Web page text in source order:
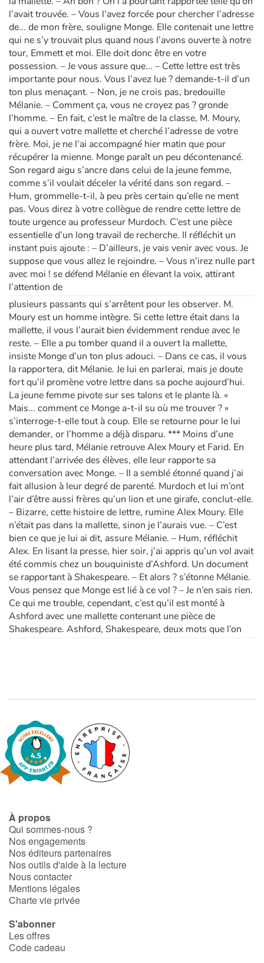
l’avait trouvée. – Vous l’avez forcée pour chercher l’adresse
de... de mon frère, souligne Monge. Elle contenait une lettre
qui ne s’y trouvait plus quand nous l’avons ouverte à notre
tour, Emmett et moi. Elle doit donc être en votre
possession. – Je vous assure que... – Cette lettre est très
importante pour nous. Vous l’avez lue ? demande-t-il d’un
ton plus menaçant. – Non, je ne crois pas, bredouille
Mélanie. – Comment ça, vous ne croyez pas ? gronde
l’homme. – En fait, c’est le maître de la classe, M. Moury,
qui a ouvert votre mallette et cherché l’adresse de votre
frère. Moi, je ne l’ai accompagné hier matin que pour
récupérer la mienne. Monge paraît un peu décontenancé.
Son regard aigu s’ancre dans celui de la jeune femme,
comme s’il voulait déceler la vérité dans son regard. –
Hum, grommelle-t-il, à peu près certain qu’elle ne ment
pas. Vous direz à votre collègue de rendre cette lettre de
toute urgence au professeur Murdoch. C’est une pièce
essentielle d’un long travail de recherche. Il réfléchit un
instant puis ajoute : – D’ailleurs, je vais venir avec vous. Je
suppose que vous allez le rejoindre. – Vous n’irez nulle part
avec moi ! se défend Mélanie en élevant la voix, attirant
l’attention de
plusieurs passants qui s’arrêtent pour les observer. M.
Moury est un homme intègre. Si cette lettre était dans la
mallette, il vous l’aurait bien évidemment rendue avec le
reste. – Elle a pu tomber quand il a ouvert la mallette,
insiste Monge d’un ton plus adouci. – Dans ce cas, il vous
la rapportera, dit Mélanie. Je lui en parlerai, mais je doute
fort qu’il promène votre lettre dans sa poche aujourd’hui.
La jeune femme pivote sur ses talons et le plante là. «
Mais... comment ce Monge a-t-il su où me trouver ? »
s’interroge-t-elle tout à coup. Elle se retourne pour le lui
demander, or l’homme a déjà disparu. *** Moins d’une
heure plus tard, Mélanie retrouve Alex Moury et Farid. En
attendant l’arrivée des élèves, elle leur rapporte sa
conversation avec Monge. – Il a semblé étonné quand j’ai
fait allusion à leur degré de parenté. Murdoch et lui m’ont
l’air d’être aussi frères qu’un lion et une girafe, conclut-elle.
– Bizarre, cette histoire de lettre, rumine Alex Moury. Elle
n’était pas dans la mallette, sinon je l’aurais vue. – C’est
bien ce que je lui ai dit, assure Mélanie. – Hum, réfléchit
Alex. En lisant la presse, hier soir, j’ai appris qu’un vol avait
été commis chez un bouquiniste d’Ashford. Un document
se rapportant à Shakespeare. – Et alors ? s’étonne Mélanie.
Vous pensez que Monge est lié à ce vol ? – Je n’en sais rien.
Ce qui me trouble, cependant, c’est qu’il est monté à
Ashford avec une mallette contenant une pièce de
Shakespeare. Ashford, Shakespeare, deux mots que l’on
À propos
Qui sommes-nous ?
Nos engagements
Nos éditeurs partenaires
Nos outils d'aide à la lecture
Nous contacter
Mentions légales
Charte vie privée
S'abonner
Les offres
Code cadeau